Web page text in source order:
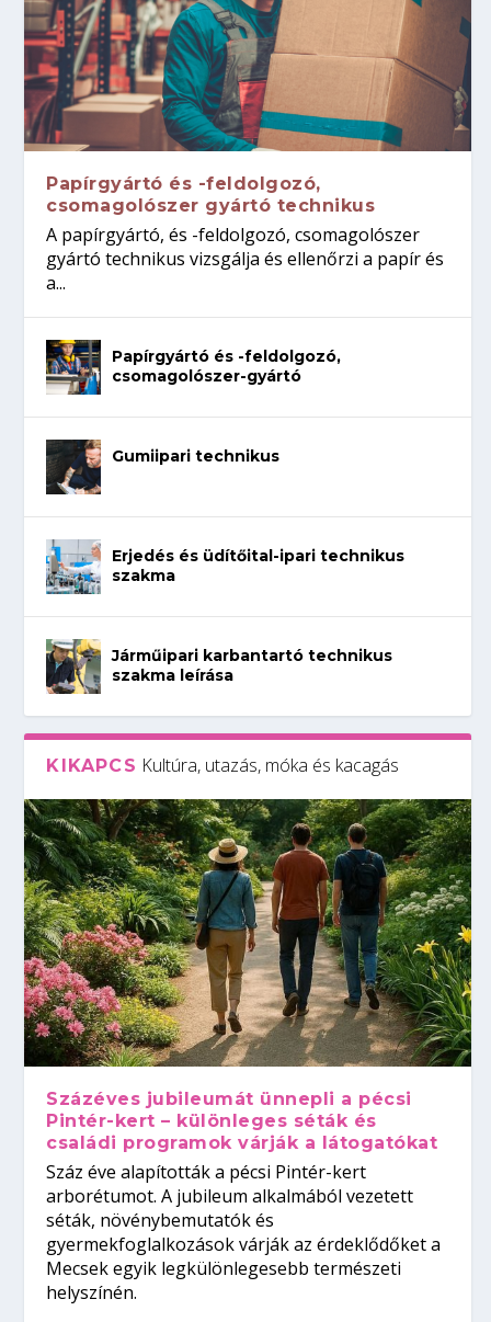
Papírgyártó és -feldolgozó,
csomagolószer gyártó technikus
A papírgyártó, és -feldolgozó, csomagolószer
gyártó technikus vizsgálja és ellenőrzi a papír és
a...
Papírgyártó és -feldolgozó,
csomagolószer-gyártó
Gumiipari technikus
Erjedés és üdítőital-ipari technikus
szakma
Járműipari karbantartó technikus
szakma leírása
KIKAPCS Kultúra, utazás, móka és kacagás
Százéves jubileumát ünnepli a pécsi
Pintér-kert – különleges séták és
családi programok várják a látogatókat
Száz éve alapították a pécsi Pintér-kert
arborétumot. A jubileum alkalmából vezetett
séták, növénybemutatók és
gyermekfoglalkozások várják az érdeklődőket a
Mecsek egyik legkülönlegesebb természeti
helyszínén.